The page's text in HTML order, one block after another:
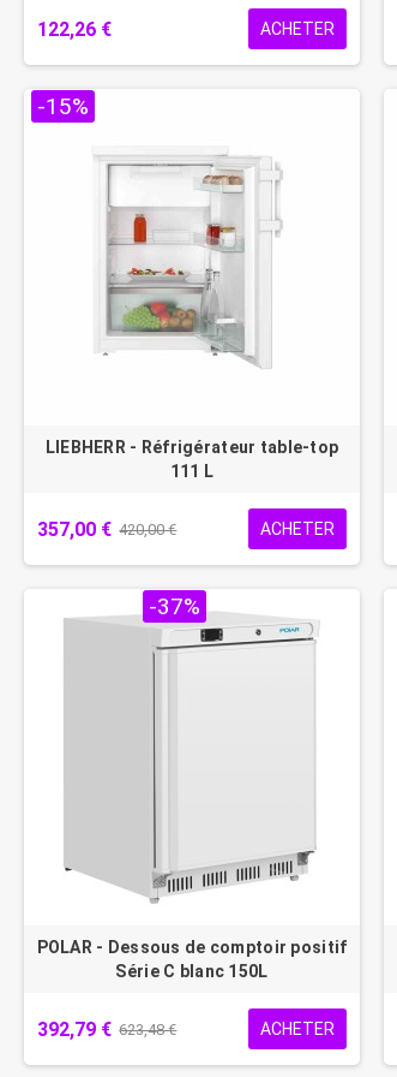
122,26 € ACHETER
-15%
LIEBHERR - Réfrigérateur table-top
111 L
357,00 € 420,00 € ACHETER
-37%
POLAR - Dessous de comptoir positif
Série C blanc 150L
392,79 € 623,48 € ACHETER